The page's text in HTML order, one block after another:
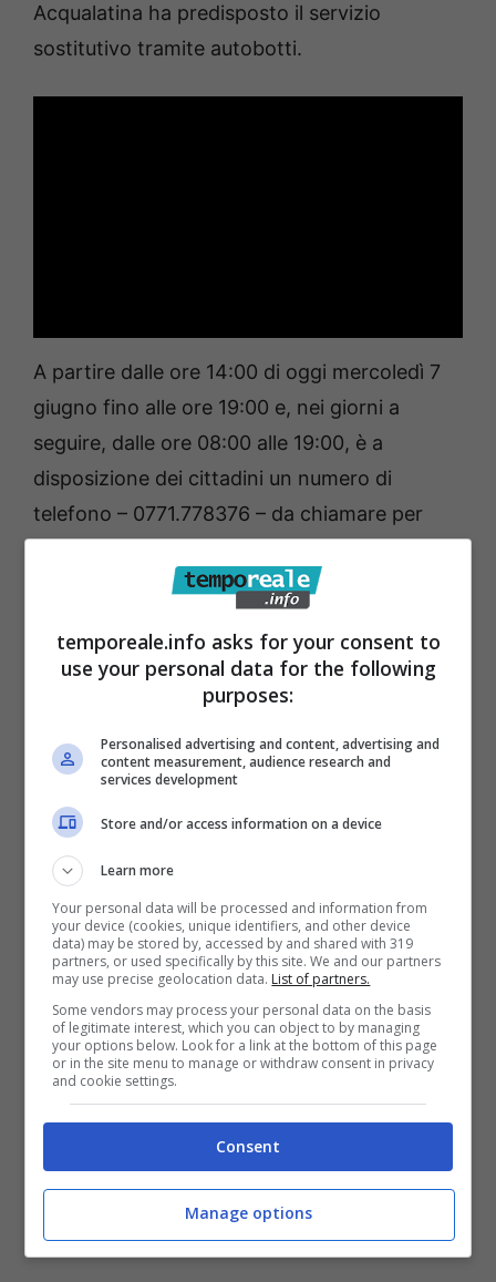
Acqualatina ha predisposto il servizio
sostitutivo tramite autobotti.
A partire dalle ore 14:00 di oggi mercoledì 7
giugno fino alle ore 19:00 e, nei giorni a
seguire, dalle ore 08:00 alle 19:00, è a
disposizione dei cittadini un numero di
telefono – 0771.778376 – da chiamare per
I destinatari – esclusivamente anziani, disabili
e malati – dovranno necessariamente munirsi
dell’acqua. Il servizio vedrà impegnato il
Comune in collaborazione con i volontari
della Protezione Civile “Ver Sud Pontino” e
della “Croce Rossa Italiana”. L’ufficio sarà
attivo per il tempo necessario al completo
superamento dell’emergenza idrica.
temporeale.info asks for your consent to
use your personal data for the following
purposes:
Personalised advertising and content, advertising and
content measurement, audience research and
services development
Store and/or access information on a device
Learn more
Your personal data will be processed and information from
your device (cookies, unique identifiers, and other device
data) may be stored by, accessed by and shared with 319
partners, or used specifically by this site. We and our partners
may use precise geolocation data. List of partners.
Some vendors may process your personal data on the basis
of legitimate interest, which you can object to by managing
your options below. Look for a link at the bottom of this page
or in the site menu to manage or withdraw consent in privacy
and cookie settings.
Consent
Manage options